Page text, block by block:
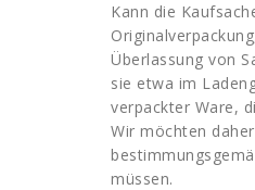
Kann die
Überlassung von
sie etwa im
verpackter Ware,
Wir möchten
müssen.